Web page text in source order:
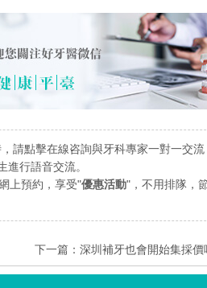
請點擊在線咨詢與牙科專家一對一交
行語音交流。
上預約，享受"優惠活動"，不用排隊，
下一篇：深圳補牙也會開始集採價